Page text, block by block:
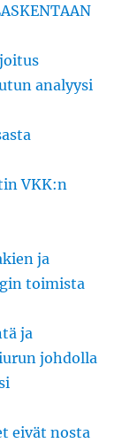
analyysi
VKK:n
ja
toimista
ja
johdolla
eivät nosta